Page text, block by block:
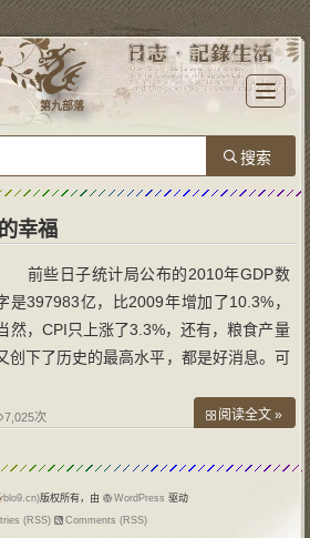
T
o
l
e
n
i
n
第九部落
幸福
前些日子统计局公布的2010年GDP数
是397983亿，比2009年增加了10.3%，
然，CPI只上涨了3.3%，还有，粮食产量
创下了历史的最高水平，都是好消息。可
？我告诉你，我们的财富跑不过CPI，更
们的日子为什么这么难》） 不知道
家发现
7,025次 阅读全文 »
blo9.cn)版权所有，由 WordPress 驱动
(RSS)
Comments (RSS)